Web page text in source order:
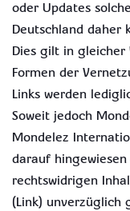
oder Updates
Deutschland daher
Dies gilt in gleicher
Formen der
Links werden
Soweit jedoch
Mondelez
darauf
rechtswidrigen
(Link) unverzüglich